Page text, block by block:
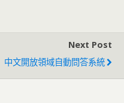
Next Post
中文開放領域自動問答系統